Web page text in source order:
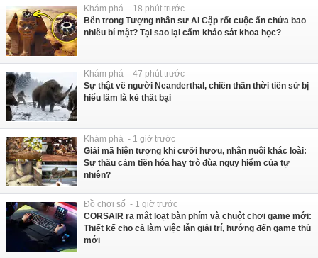
Khám phá - 18 phút trước
Bên trong Tượng nhân sư Ai Cập rốt cuộc ẩn chứa bao
nhiêu bí mật? Tại sao lại cấm khảo sát khoa học?
Khám phá - 47 phút trước
Sự thật về người Neanderthal, chiến thần thời tiền sử bị
hiểu lầm là kẻ thất bại
Khám phá - 1 giờ trước
Giải mã hiện tượng khỉ cưỡi hươu, nhận nuôi khác loài:
Sự thấu cảm tiến hóa hay trò đùa nguy hiểm của tự
nhiên?
Đồ chơi số - 1 giờ trước
CORSAIR ra mắt loạt bàn phím và chuột chơi game mới:
Thiết kế cho cả làm việc lẫn giải trí, hướng đến game thủ
mới